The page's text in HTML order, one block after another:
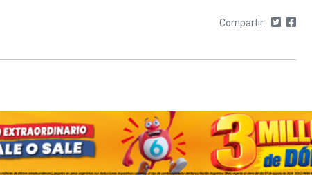
Compartir: